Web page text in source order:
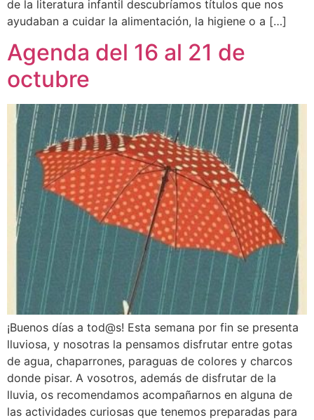
de la literatura infantil descubríamos títulos que nos
ayudaban a cuidar la alimentación, la higiene o a […]
Agenda del 16 al 21 de
octubre
¡Buenos días a tod@s! Esta semana por fin se presenta
lluviosa, y nosotras la pensamos disfrutar entre gotas
de agua, chaparrones, paraguas de colores y charcos
donde pisar. A vosotros, además de disfrutar de la
lluvia, os recomendamos acompañarnos en alguna de
las actividades curiosas que tenemos preparadas para